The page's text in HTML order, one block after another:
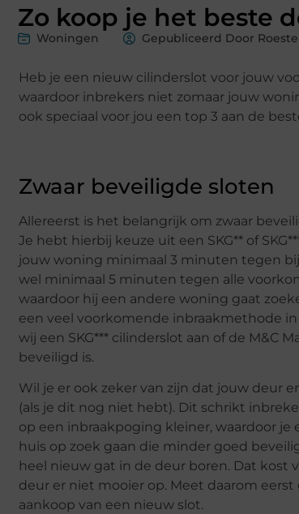
Zo koop je het beste
Woningen Gepubliceerd Door
Heb je een nieuw cilinderslot voor jouw
waardoor inbrekers niet zomaar jouw
ook speciaal voor jou een top 3 aan de
Zwaar beveiligde sloten
Allereerst is het belangrijk om zwaar
Je hebt hierbij keuze uit een SKG** of
jouw woning minimaal 3 minuten tegen
wel minimaal 5 minuten tegen alle
waardoor hij een andere woning gaat
een veel voorkomende inbraakmethode
wij een SKG*** cilinderslot aan of de M&C
beveiligd is.
Wil je er ook zeker van zijn dat jouw deur
(als je dit nog niet hebt). Dit schrikt
op een inbraakpoging kleiner, waardoor
huis op zoek gaan die minder goed
heel nieuw gat in de deur boren. Dat kost
deur er niet mooier op. Meet daarom
aankoop van een nieuw slot.